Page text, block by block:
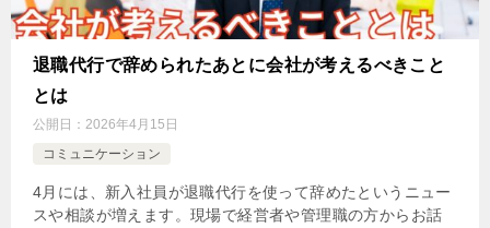
退職代行で辞められたあとに会社が考えるべきこと
とは
公開日： 2026年4月15日
コミュニケーション
4月には、新入社員が退職代行を使って辞めたというニュー
スや相談が増えます。現場で経営者や管理職の方からお話